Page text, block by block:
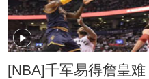
[NBA]千军易得詹皇难